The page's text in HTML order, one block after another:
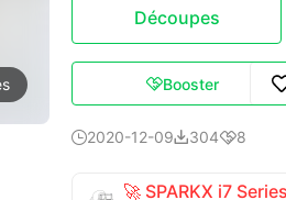
Découpes
Booster
2020-12-093048
🚀 SPARKX i7